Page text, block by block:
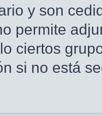
y son
permite
ciertos
si no está